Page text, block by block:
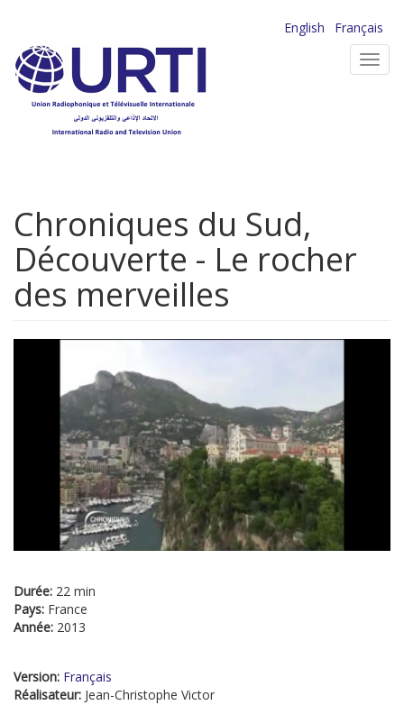
contenu
principal
English
Français
Chroniques du Sud,
Découverte - Le rocher
des merveilles
Durée: 22 min
Pays: France
Année: 2013
Version: Français
Réalisateur: Jean-Christophe Victor